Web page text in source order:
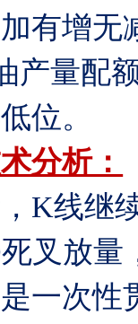
有增无
产量配
位。
分析：
K线继
叉放量
一次性